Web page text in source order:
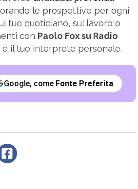
le prospettive per ogni
tuo quotidiano, sul lavoro o
con Paolo Fox su Radio
è il tuo interprete personale.
Google, come Fonte Preferita